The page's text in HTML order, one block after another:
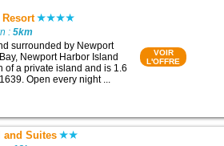
:5km
surrounded by Newport
Newport Harbor Island
of a private island and is 1.6
Open every night ...
VOIR
L'OFFRE
and Suites